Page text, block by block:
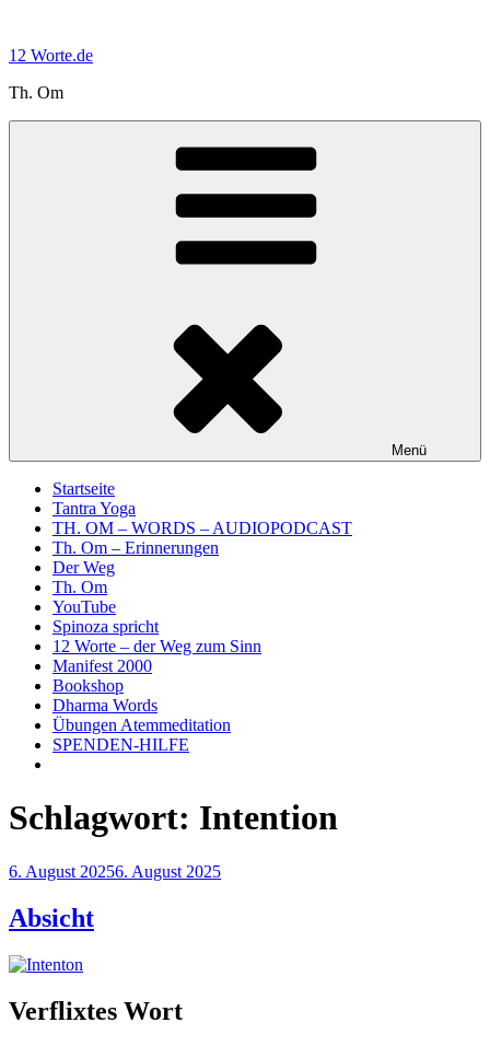
springen
12 Worte.de
Th. Om
Menü
Startseite
Tantra Yoga
TH. OM – WORDS – AUDIOPODCAST
Th. Om – Erinnerungen
Der Weg
Th. Om
YouTube
Spinoza spricht
12 Worte – der Weg zum Sinn
Manifest 2000
Bookshop
Dharma Words
Übungen Atemmeditation
SPENDEN-HILFE
Schlagwort: Intention
Veröffentlicht
6. August 20256. August 2025
Absicht
Verflixtes Wort